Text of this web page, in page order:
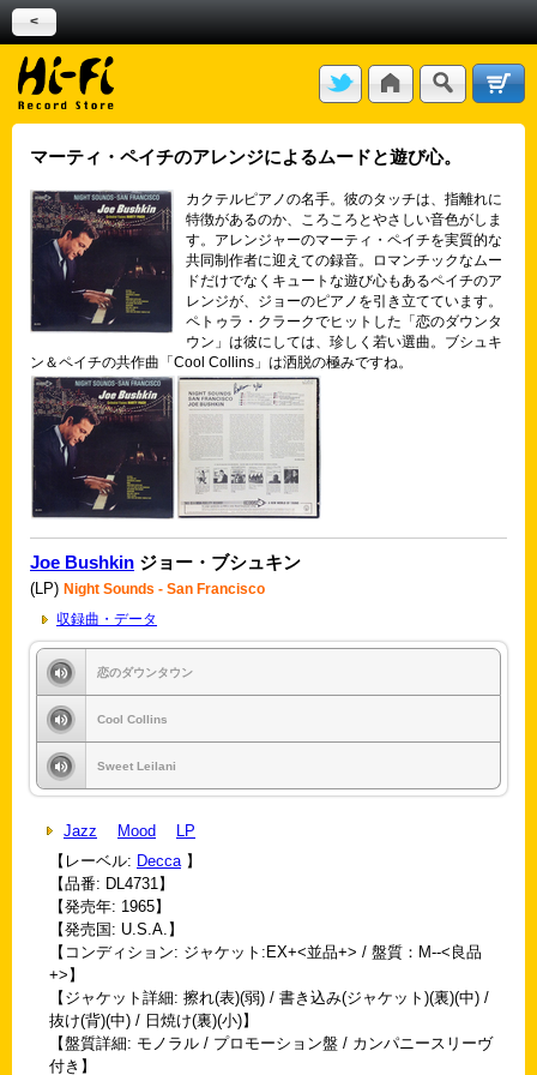
<
マーティ・ペイチのアレンジによるムードと遊び心。
カクテルピアノの名手。彼のタッチは、指離れに
特徴があるのか、ころころとやさしい音色がしま
す。アレンジャーのマーティ・ペイチを実質的な
共同制作者に迎えての録音。ロマンチックなムー
ドだけでなくキュートな遊び心もあるペイチのア
レンジが、ジョーのピアノを引き立てています。
ペトゥラ・クラークでヒットした「恋のダウンタ
ウン」は彼にしては、珍しく若い選曲。ブシュキ
ン＆ペイチの共作曲「Cool Collins」は洒脱の極みですね。
Joe Bushkin ジョー・ブシュキン
(LP) Night Sounds - San Francisco
収録曲・データ
恋のダウンタウン
Cool Collins
Sweet Leilani
Jazz Mood
LP
【レーベル: Decca】
【品番: DL4731】
【発売年: 1965】
【発売国: U.S.A.】
【コンディション: ジャケット:EX+<並品+> / 盤質：M--<良品
+>】
【ジャケット詳細: 擦れ(表)(弱) / 書き込み(ジャケット)(裏)(中) /
抜け(背)(中) / 日焼け(裏)(小)】
【盤質詳細: モノラル / プロモーション盤 / カンパニースリーヴ
付き】